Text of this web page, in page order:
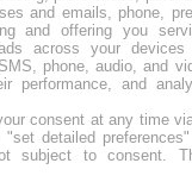
and emails, phone,
and offering you
across your devices
phone, audio, and
performance, and
consent at any time
"set detailed
subject to consent.